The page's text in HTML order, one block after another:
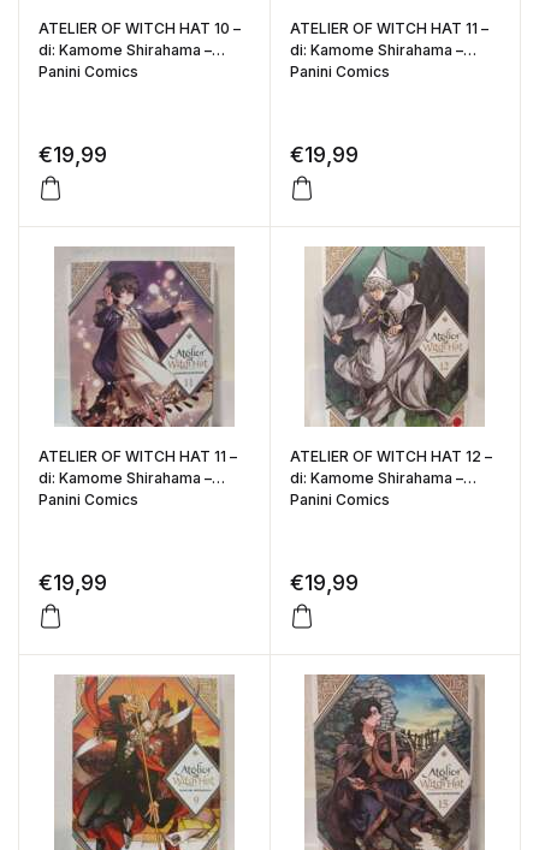
ATELIER OF WITCH HAT 10 –
di: Kamome Shirahama –
Panini Comics
€19,99
ATELIER OF WITCH HAT 11 –
di: Kamome Shirahama –
Panini Comics
€19,99
ATELIER OF WITCH HAT 11 –
di: Kamome Shirahama –
Panini Comics
€19,99
ATELIER OF WITCH HAT 12 –
di: Kamome Shirahama –
Panini Comics
€19,99